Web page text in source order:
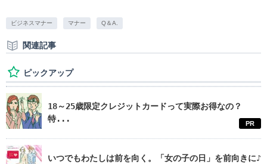
ビジネスマナー マナー Q＆A.
関連記事
ピックアップ
18～25歳限定クレジットカードって実際お得なの？
特...
PR
いつでもわたしは前を向く。「女の子の日」を前向きに♪